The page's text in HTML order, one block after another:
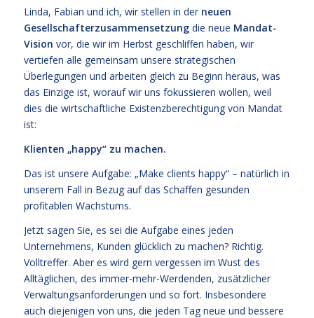
Linda, Fabian und ich, wir stellen in der neuen
Gesellschafterzusammensetzungdie neue Mandat-
Vision vor, die wir im Herbst geschliffen haben, wir
vertiefen alle gemeinsam unsere strategischen
Überlegungen und arbeiten gleich zu Beginn heraus, was
das Einzige ist, worauf wir uns fokussieren wollen, weil
dies die wirtschaftliche Existenzberechtigung von Mandat
ist:
Klienten „happy“ zu machen.
Das ist unsere Aufgabe: „Make clients happy“ – natürlich in
unserem Fall in Bezug auf das Schaffen gesunden
profitablen Wachstums.
Jetzt sagen Sie, es sei die Aufgabe eines jeden
Unternehmens, Kunden glücklich zu machen? Richtig.
Volltreffer. Aber es wird gern vergessen im Wust des
Alltäglichen, des immer-mehr-Werdenden, zusätzlicher
Verwaltungsanforderungen und so fort. Insbesondere
auch diejenigen von uns, die jeden Tag neue und bessere